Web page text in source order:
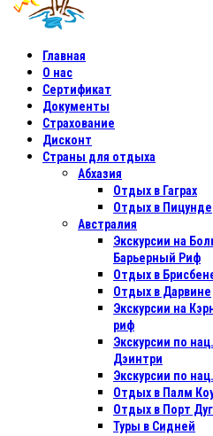
Главная
О нас
Сертификат
Документы
Страхование
Дисконт
Страны для отдыха
Абхазия
Отдых в Гаграх
Отдых в Пицунде
Австралия
Экскурсии на
Барьерный Риф
Отдых в
Отдых в Дарвине
Экскурсии на
риф
Экскурсии по
Дэинтри
Экскурсии по
Отдых в Палм
Отдых в Порт
Туры в Сидней